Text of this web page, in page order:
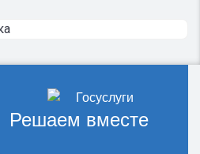
Решаем вместе